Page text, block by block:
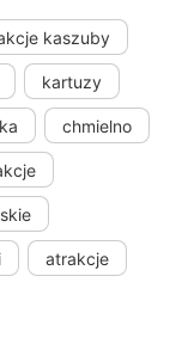
kaszuby
kartuzy
chmielno
atrakcje